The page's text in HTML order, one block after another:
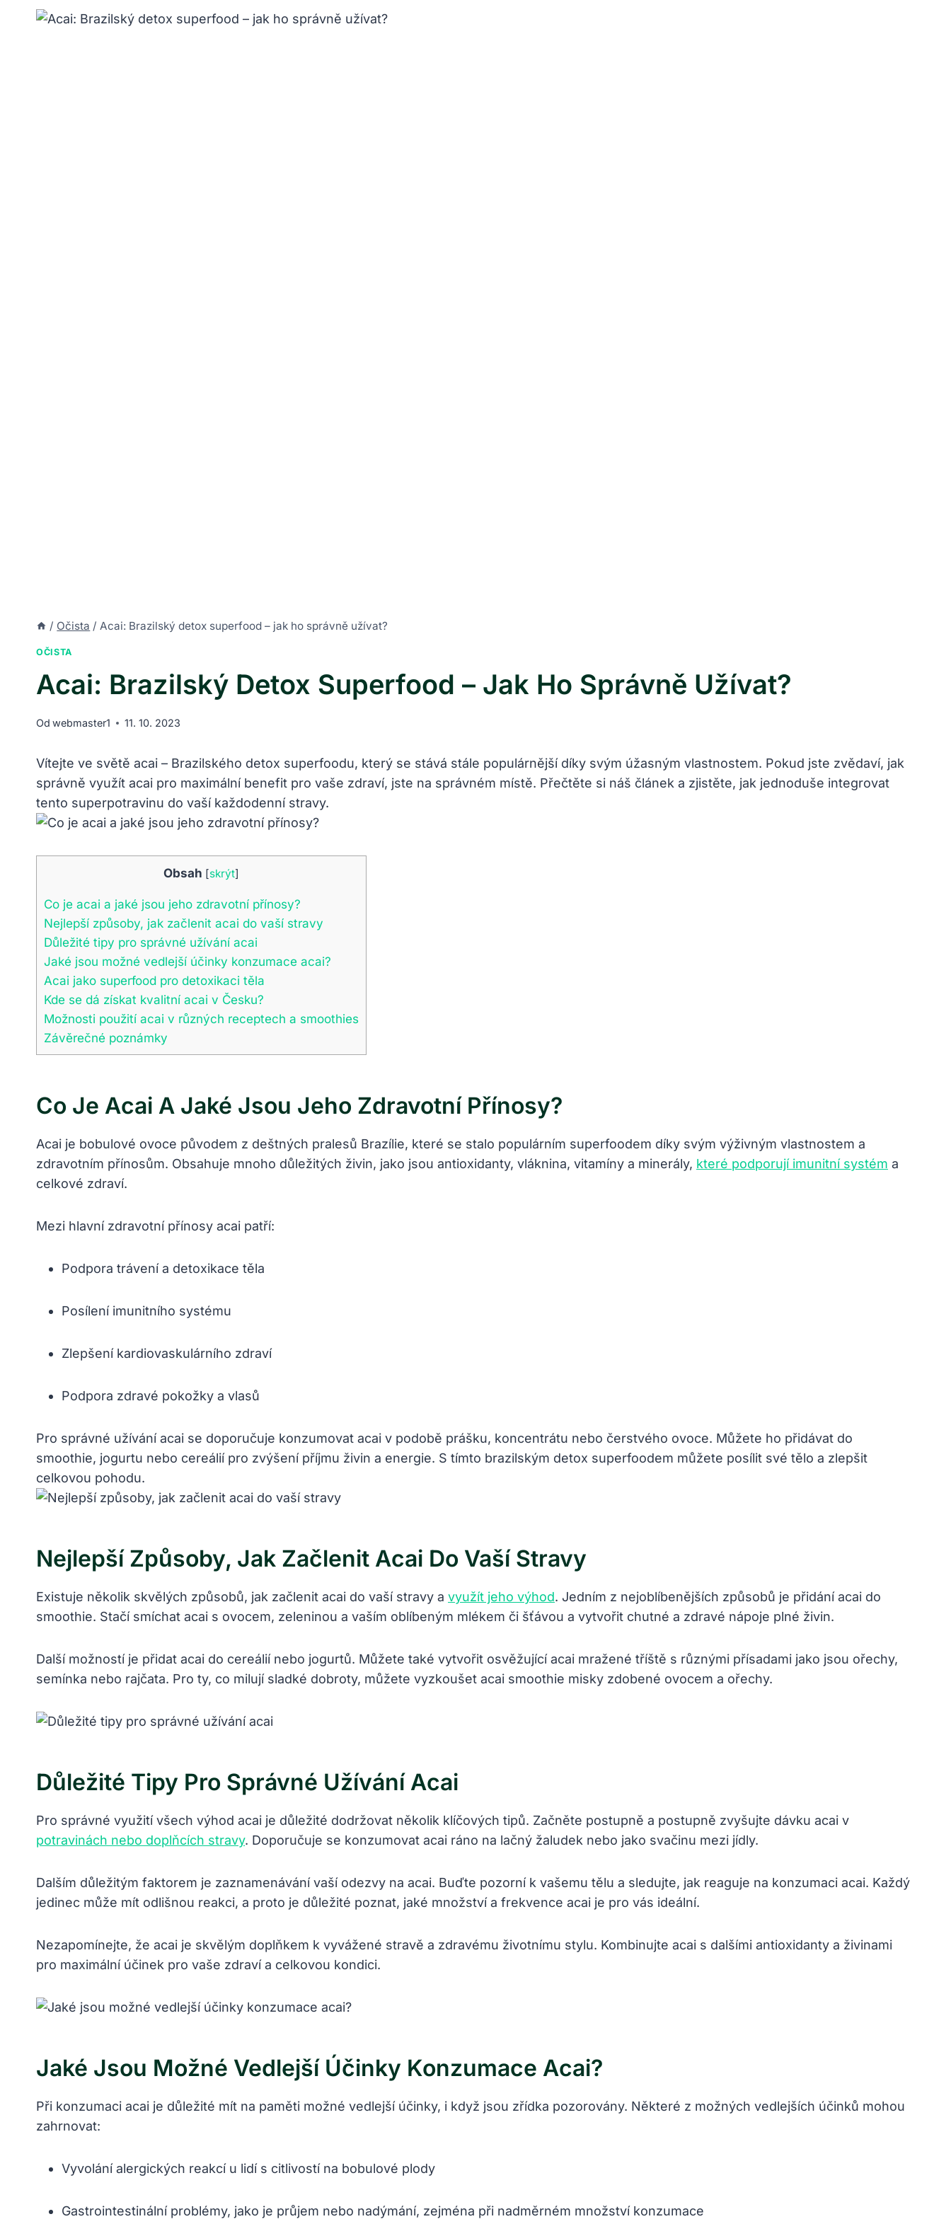
/ Očista / Acai: Brazilský detox superfood – jak ho správně užívat?
OČISTA
Acai: Brazilský Detox Superfood – Jak Ho Správně Užívat?
Od webmaster1 11. 10. 2023
Vítejte ve světě acai – Brazilského detox ⁢superfoodu,‌ který se stává stále populárnější díky svým​ úžasným vlastnostem. Pokud ‌jste ⁤zvědaví, jak
správně využít​ acai⁢ pro maximální benefit pro vaše ⁢zdraví, jste na správném‌ místě.‍ Přečtěte si ⁣náš⁤ článek a⁢ zjistěte, jak jednoduše integrovat
tento superpotravinu⁢ do vaší každodenní stravy.
Obsah [skrýt]
Co je acai a jaké jsou ‌jeho zdravotní přínosy?
Nejlepší způsoby, jak začlenit acai do vaší stravy
Důležité tipy ⁤pro správné užívání acai
Jaké jsou ⁤možné vedlejší účinky​ konzumace acai?
Acai jako superfood pro detoxikaci⁢ těla
Kde se dá získat kvalitní acai v​ Česku?
Možnosti‍ použití acai ‌v různých ⁢receptech a smoothies
Závěrečné ‌poznámky
Co Je Acai A Jaké Jsou ‌jeho Zdravotní Přínosy?
Acai je bobulové ⁣ovoce původem z⁢ deštných pralesů Brazílie, které se ​stalo populárním superfoodem díky svým výživným vlastnostem a
‌zdravotním‍ přínosům. Obsahuje mnoho důležitých ⁢živin, ‌jako jsou antioxidanty, vláknina, vitamíny⁤ a​ minerály, které podporují imunitní systém ⁢a
celkové zdraví.
Mezi hlavní zdravotní přínosy acai patří:
Podpora⁣ trávení a‌ detoxikace ⁤těla
Posílení ​imunitního systému
Zlepšení kardiovaskulárního ⁣zdraví
Podpora zdravé pokožky a vlasů
Pro správné užívání acai ‍se doporučuje ⁤konzumovat⁣ acai v⁣ podobě prášku, koncentrátu⁢ nebo čerstvého ovoce. Můžete ho přidávat do
smoothie, jogurtu nebo cereálií pro zvýšení příjmu živin ‍a⁢ energie. S tímto brazilským detox superfoodem můžete posílit své tělo a zlepšit​
celkovou⁤ pohodu.
Nejlepší Způsoby, Jak Začlenit Acai Do Vaší Stravy
Existuje ‍několik skvělých způsobů, jak začlenit acai do vaší stravy ⁣a využít jeho výhod. Jedním z nejoblíbenějších‍ způsobů je přidání acai do
smoothie.⁢ Stačí smíchat acai s ⁣ovocem, zeleninou a vaším‍ oblíbeným mlékem ⁣či šťávou ​a‌ vytvořit chutné a zdravé nápoje plné živin.
Další‌ možností ​je ​přidat ⁣acai ⁣do cereálií nebo​ jogurtů. Můžete ⁣také vytvořit ‍osvěžující acai mražené‌ tříště s různými přísadami​ jako jsou ⁤ořechy,
semínka nebo​ rajčata. Pro ty,⁢ co milují sladké dobroty, můžete ⁣vyzkoušet acai smoothie misky zdobené ⁤ovocem a⁣ ořechy.
Důležité Tipy ⁤pro Správné Užívání Acai
Pro správné‍ využití všech ​výhod acai je důležité dodržovat několik ‍klíčových tipů. Začněte‌ postupně a postupně zvyšujte⁣ dávku acai ⁢v
potravinách nebo doplňcích stravy. Doporučuje se konzumovat acai⁣ ráno na lačný žaludek nebo jako⁢ svačinu mezi jídly.
Dalším ⁣důležitým faktorem je zaznamenávání vaší odezvy ⁢na acai. Buďte ‍pozorní k vašemu ‌tělu⁣ a sledujte, jak reaguje na konzumaci acai. Každý
‌jedinec může mít odlišnou⁣ reakci, a proto je důležité poznat, ⁣jaké množství a frekvence acai je pro vás ideální.
Nezapomínejte, ⁣že ⁤acai je skvělým doplňkem‍ k vyvážené stravě a zdravému životnímu stylu.‌ Kombinujte acai s dalšími antioxidanty ​a živinami
pro maximální účinek pro ⁢vaše zdraví a celkovou​ kondici.
Jaké Jsou ⁤možné Vedlejší Účinky​ Konzumace Acai?
Při konzumaci acai je důležité mít na paměti ​možné⁤ vedlejší​ účinky, i když ⁤jsou zřídka pozorovány. Některé z možných vedlejších účinků ‌mohou
zahrnovat:
Vyvolání alergických⁤ reakcí u lidí ⁣s citlivostí na bobulové plody
Gastrointestinální problémy,⁢ jako je ​průjem​ nebo nadýmání, zejména při nadměrném množství konzumace